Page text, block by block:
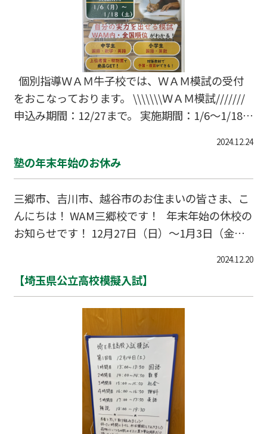
個別指導ＷＡＭ牛子校では、ＷＡＭ模試の受付
をおこなっております。 \\\\\\\ＷＡＭ模試///////
申込み期間：12/27まで。 実施期間：1/6～1/18ま
学生：国・英・数 小学生：国・算 90分2コマ付
（予習1コマ・復習１コマ） 自分の実力が出せる
出ます。 お申込み・問い合わせは 個別指導ＷＡＭ
牛子校へ。
2024.12.24
塾の年末年始のお休み
三郷市、吉川市、越谷市のお住まいの皆さま、こ
んにちは！ WAM三郷校です！ 年末年始の休校の
お知らせです！ 12月27日（日）～1月3日（金）
はインフルエンザがコロナが流行っていた以来の
猛威を振るっております。 冬休み期間は遊びの誘
や感染防止対策をしっかりしてお過ごしくださ
い。 皆さま、本年もお世話になりました。 来年
もどうぞよろしくお願いいたします。
2024.12.20
【埼玉県公立高校模擬入試】